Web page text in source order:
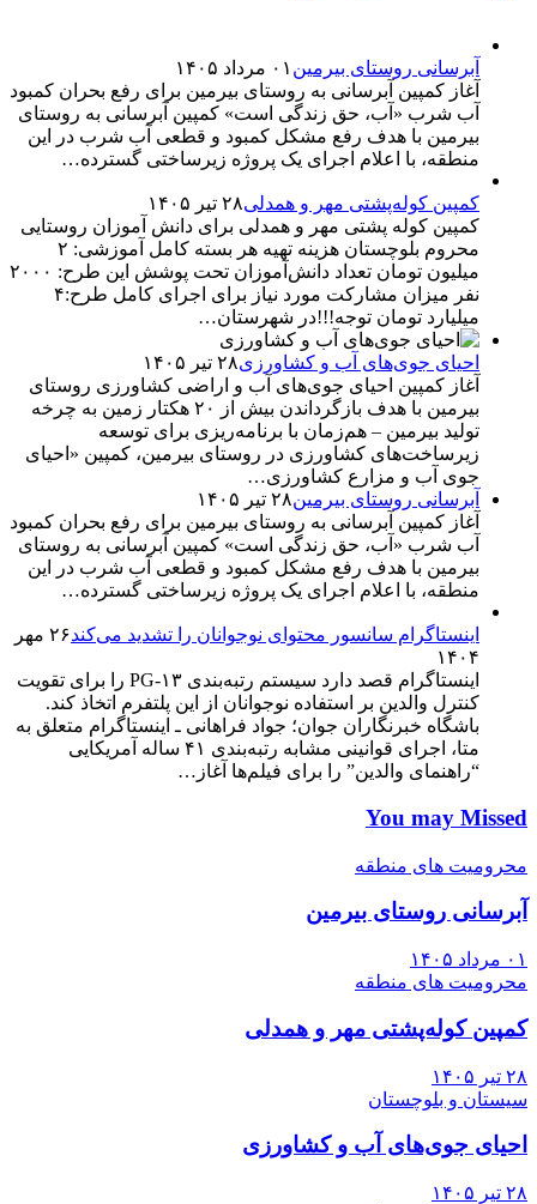
آبرسانی روستای بیرمین ۰۱ مرداد ۱۴۰۵
آغاز کمپین آبرسانی به روستای بیرمین برای رفع بحران کمبود
آب شرب «آب، حق زندگی است» کمپین آبرسانی به روستای
بیرمین با هدف رفع مشکل کمبود و قطعی آب شرب در این
منطقه، با اعلام اجرای یک پروژه زیرساختی گسترده…
کمپین کوله‌پشتی مهر و همدلی۲۸ تیر ۱۴۰۵
کمپین کوله‌ پشتی مهر و همدلی برای دانش آموزان روستایی
محروم بلوچستان هزینه تهیه هر بسته کامل آموزشی: ۲
میلیون تومان تعداد دانش‌آموزان تحت پوشش این طرح: ۲۰۰۰
نفر میزان مشارکت مورد نیاز برای اجرای کامل طرح:۴
میلیارد تومان توجه!!!در شهرستان…
احیای جوی‌های آب و کشاورزی۲۸ تیر ۱۴۰۵
آغاز کمپین احیای جوی‌های آب و اراضی کشاورزی روستای
بیرمین با هدف بازگرداندن بیش از ۲۰ هکتار زمین به چرخه
تولید بیرمین – هم‌زمان با برنامه‌ریزی برای توسعه
زیرساخت‌های کشاورزی در روستای بیرمین، کمپین «احیای
جوی آب و مزارع کشاورزی…
آبرسانی روستای بیرمین۲۸ تیر ۱۴۰۵
آغاز کمپین آبرسانی به روستای بیرمین برای رفع بحران کمبود
آب شرب «آب، حق زندگی است» کمپین آبرسانی به روستای
بیرمین با هدف رفع مشکل کمبود و قطعی آب شرب در این
منطقه، با اعلام اجرای یک پروژه زیرساختی گسترده…
اینستاگرام سانسور محتوای نوجوانان را تشدید می‌کند
۲۶ مهر
۱۴۰۴
اینستاگرام قصد دارد سیستم رتبه‌بندی PG-۱۳ را برای تقویت
کنترل والدین بر استفاده نوجوانان از این پلتفرم اتخاذ کند.
باشگاه خبرنگاران جوان؛ جواد فراهانی ـ اینستاگرام متعلق به
متا، اجرای قوانینی مشابه رتبه‌بندی ۴۱ ساله آمریکایی
“راهنمای والدین” را برای فیلم‌ها آغاز…
You may Missed
محرومیت های منطقه
آبرسانی روستای بیرمین
۰۱ مرداد ۱۴۰۵
محرومیت های منطقه
کمپین کوله‌پشتی مهر و همدلی
۲۸ تیر ۱۴۰۵
سیستان و بلوچستان
احیای جوی‌های آب و کشاورزی
۲۸ تیر ۱۴۰۵